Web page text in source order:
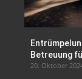
Betreuung
20. Oktober